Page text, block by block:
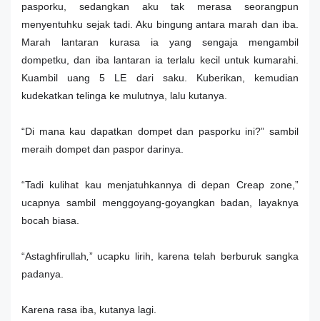
pasporku, sedangkan aku tak merasa seorangpun
menyentuhku sejak tadi. Aku bingung antara marah dan iba.
Marah lantaran kurasa ia yang sengaja mengambil
dompetku, dan iba lantaran ia terlalu kecil untuk kumarahi.
Kuambil uang 5 LE dari saku. Kuberikan, kemudian
kudekatkan telinga ke mulutnya, lalu kutanya.
“Di mana kau dapatkan dompet dan pasporku ini?” sambil
meraih dompet dan paspor darinya.
“Tadi kulihat kau menjatuhkannya di depan Creap zone,”
ucapnya sambil menggoyang-goyangkan badan, layaknya
bocah biasa.
“Astaghfirullah ” ucapku lirih, karena telah berburuk sangka
padanya.
Karena rasa iba, kutanya lagi.